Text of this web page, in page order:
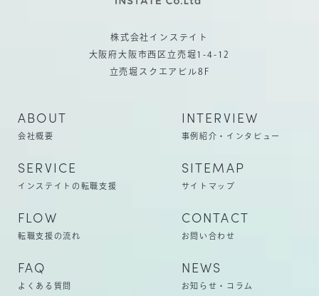
株式会社インステイト
大阪府大阪市西区立売堀1-4-12
立売堀スクエアビル8F
ABOUT
会社概要
I NTERVI EW
事例紹介・インタビュー
SERVI CE
インステイトの転職支援
SITEMAP
サイトマップ
FL OW
転職支援の流れ
CONTACT
お問い合わせ
FAQ
よくある質問
NEWS
お知らせ・コラム